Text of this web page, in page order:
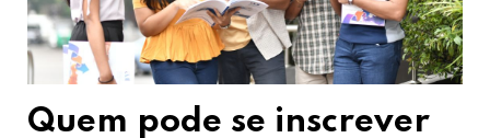
Quem pode se inscrever